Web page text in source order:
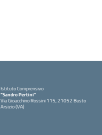
Istituto Comprensivo
"Sandro Pertini"
Via Gioacchino Rossini 115, 21052 Busto
Arsizio (VA)